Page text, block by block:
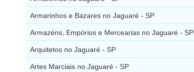
Armarinhos e Bazares no Jaguaré - SP
Armazéns, Empórios e Mercearias no Jaguaré - SP
Arquitetos no Jaguaré - SP
Artes Marciais no Jaguaré - SP